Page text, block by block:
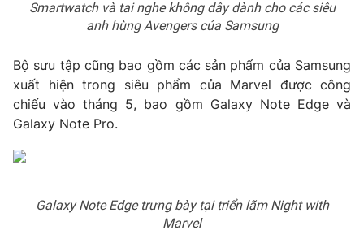
Smartwatch và tai nghe không dây dành cho các siêu
anh hùng Avengers của Samsung
Bộ sưu tập cũng bao gồm các sản phẩm của Samsung
xuất hiện trong siêu phẩm của Marvel được công
chiếu vào tháng 5, bao gồm Galaxy Note Edge và
Galaxy Note Pro.
Galaxy Note Edge trưng bày tại triển lãm Night with
Marvel